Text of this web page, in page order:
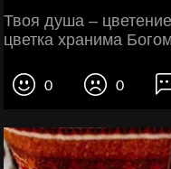
Твоя душа –
цветка хранима
0 0